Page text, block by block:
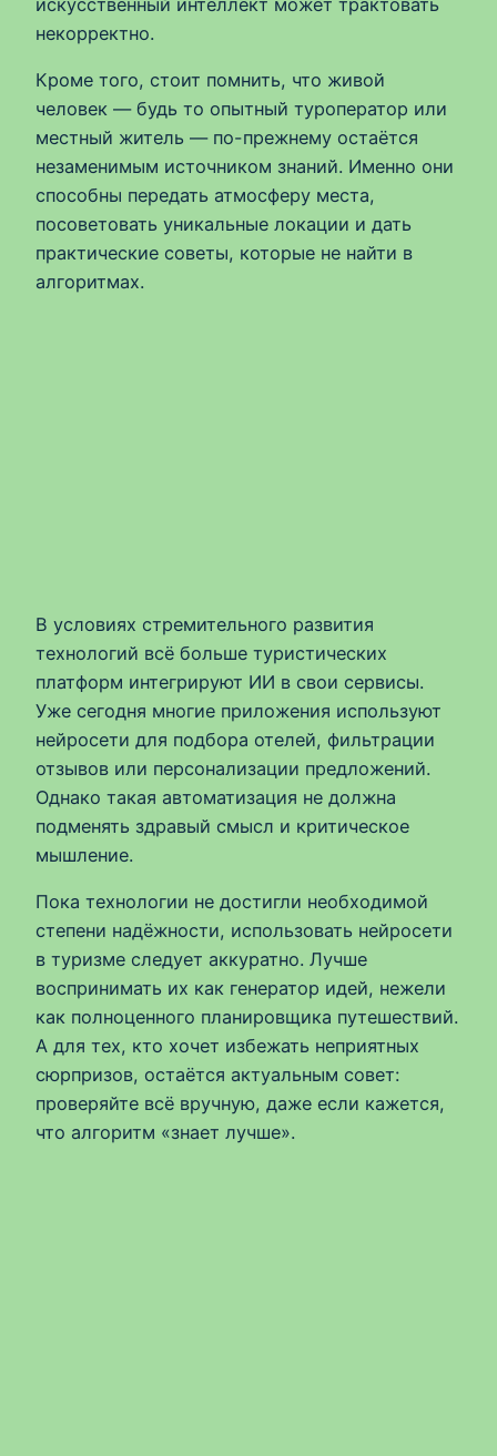
некорректно.
Кроме того, стоит помнить, что живой
человек — будь то опытный туроператор или
местный житель — по-прежнему остаётся
незаменимым источником знаний. Именно они
способны передать атмосферу места,
посоветовать уникальные локации и дать
практические советы, которые не найти в
алгоритмах.
В условиях стремительного развития
технологий всё больше туристических
платформ интегрируют ИИ в свои сервисы.
Уже сегодня многие приложения используют
нейросети для подбора отелей, фильтрации
отзывов или персонализации предложений.
Однако такая автоматизация не должна
подменять здравый смысл и критическое
мышление.
Пока технологии не достигли необходимой
степени надёжности, использовать нейросети
в туризме следует аккуратно. Лучше
воспринимать их как генератор идей, нежели
как полноценного планировщика путешествий.
А для тех, кто хочет избежать неприятных
сюрпризов, остаётся актуальным совет:
проверяйте всё вручную, даже если кажется,
что алгоритм «знает лучше».